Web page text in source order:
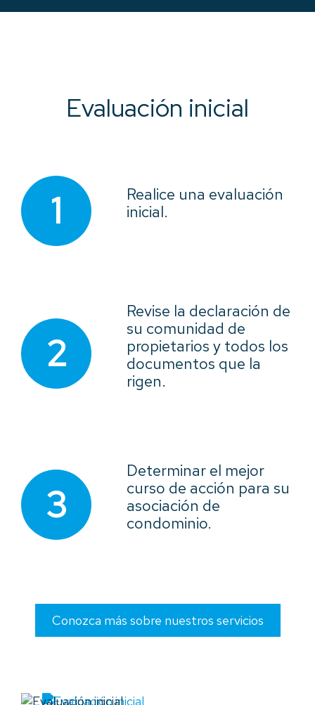
Evaluación inicial
1
Realice una evaluación
inicial.
2
Revise la declaración de
su comunidad de
propietarios y todos los
documentos que la
rigen.
3
Determinar el mejor
curso de acción para su
asociación de
condominio.
Conozca más sobre nuestros servicios